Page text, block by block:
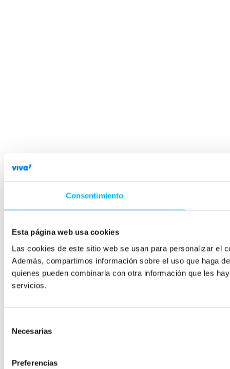
Consentimiento
Esta página web usa cookies
Las cookies de este sitio web se usan para personalizar el
Además, compartimos información sobre el uso que haga
quienes pueden combinarla con otra información que les
servicios.
Necesarias
Preferencias